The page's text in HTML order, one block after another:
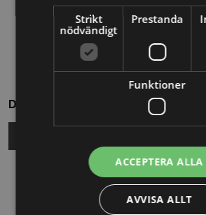
Dela
Relaterade nyheter
Strikt
nödvändigt
Prestanda
Funktioner
ACCEPTERA ALLA
AVVISA ALLT